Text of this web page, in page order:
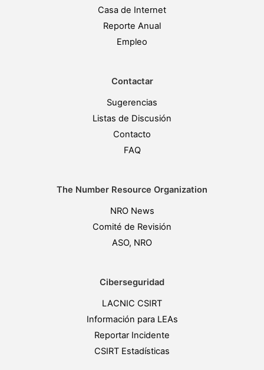
Casa de Internet
Reporte Anual
Empleo
Contactar
Sugerencias
Listas de Discusión
Contacto
FAQ
The Number Resource Organization
NRO News
Comité de Revisión
ASO, NRO
Ciberseguridad
LACNIC CSIRT
Información para LEAs
Reportar Incidente
CSIRT Estadísticas